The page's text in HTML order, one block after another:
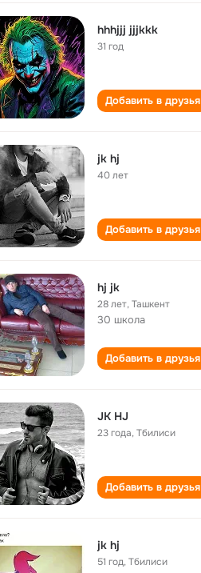
hhhjjj jjjkkk
31 год
Добавить в друзья
jk hj
40 лет
Добавить в друзья
hj jk
28 лет,Ташкент
30 школа
Добавить в друзья
JK HJ
23 года,Тбилиси
Добавить в друзья
jk hj
51 год,Тбилиси